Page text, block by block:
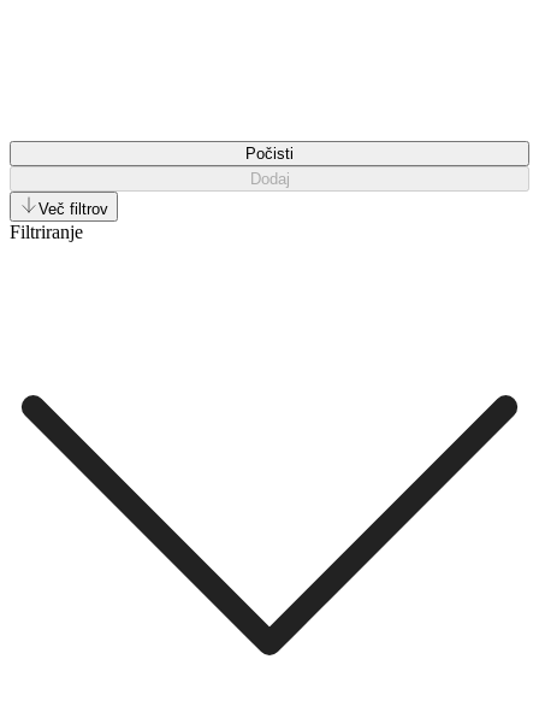
Počisti
Dodaj
Več filtrov
Filtriranje